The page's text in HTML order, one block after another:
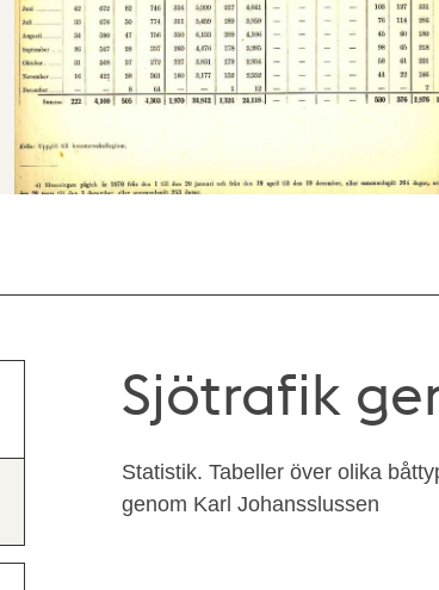
Sjötrafik
Statistik. Tabeller över olika
genom Karl Johansslussen